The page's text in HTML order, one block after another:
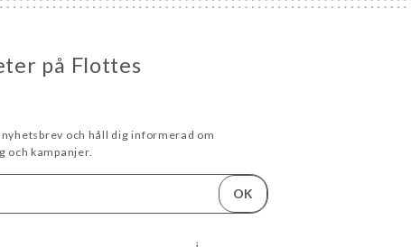
på Flottes
och håll dig informerad om
och kampanjer.
OK